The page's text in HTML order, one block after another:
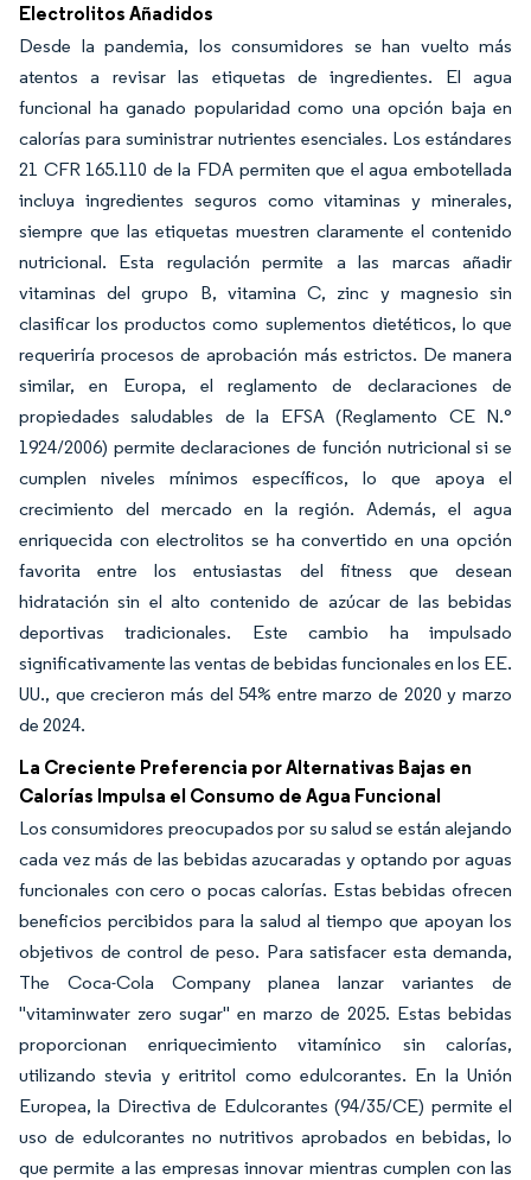
Electrolitos Añadidos
Desde la pandemia, los consumidores se han vuelto más
atentos a revisar las etiquetas de ingredientes. El agua
funcional ha ganado popularidad como una opción baja en
calorías para suministrar nutrientes esenciales. Los estándares
21 CFR 165.110 de la FDA permiten que el agua embotellada
incluya ingredientes seguros como vitaminas y minerales,
siempre que las etiquetas muestren claramente el contenido
nutricional. Esta regulación permite a las marcas añadir
vitaminas del grupo B, vitamina C, zinc y magnesio sin
clasificar los productos como suplementos dietéticos, lo que
requeriría procesos de aprobación más estrictos. De manera
similar, en Europa, el reglamento de declaraciones de
propiedades saludables de la EFSA (Reglamento CE N.°
1924/2006) permite declaraciones de función nutricional si se
cumplen niveles mínimos específicos, lo que apoya el
crecimiento del mercado en la región. Además, el agua
enriquecida con electrolitos se ha convertido en una opción
favorita entre los entusiastas del fitness que desean
hidratación sin el alto contenido de azúcar de las bebidas
deportivas tradicionales. Este cambio ha impulsado
significativamente las ventas de bebidas funcionales en los EE.
UU., que crecieron más del 54% entre marzo de 2020 y marzo
de 2024.
La Creciente Preferencia por Alternativas Bajas en
Calorías Impulsa el Consumo de Agua Funcional
Los consumidores preocupados por su salud se están alejando
cada vez más de las bebidas azucaradas y optando por aguas
funcionales con cero o pocas calorías. Estas bebidas ofrecen
beneficios percibidos para la salud al tiempo que apoyan los
objetivos de control de peso. Para satisfacer esta demanda,
The Coca-Cola Company planea lanzar variantes de
"vitaminwater zero sugar" en marzo de 2025. Estas bebidas
proporcionan enriquecimiento vitamínico sin calorías,
utilizando stevia y eritritol como edulcorantes. En la Unión
Europea, la Directiva de Edulcorantes (94/35/CE) permite el
uso de edulcorantes no nutritivos aprobados en bebidas, lo
que permite a las empresas innovar mientras cumplen con las